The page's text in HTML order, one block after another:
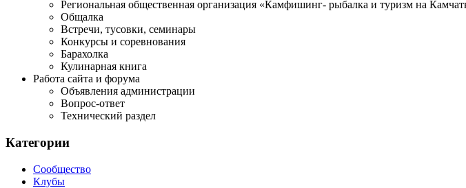
Региональная общественная организация «Камфишинг- рыбалка и туризм на
Общалка
Встречи, тусовки, семинары
Конкурсы и соревнования
Барахолка
Кулинарная книга
Работа сайта и форума
Объявления администрации
Вопрос-ответ
Технический раздел
Категории
Сообщество
Клубы